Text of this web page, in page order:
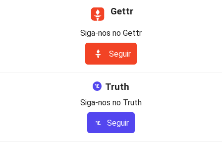
Gettr
Siga-nos no Gettr
Seguir
Truth
Siga-nos no Truth
Seguir